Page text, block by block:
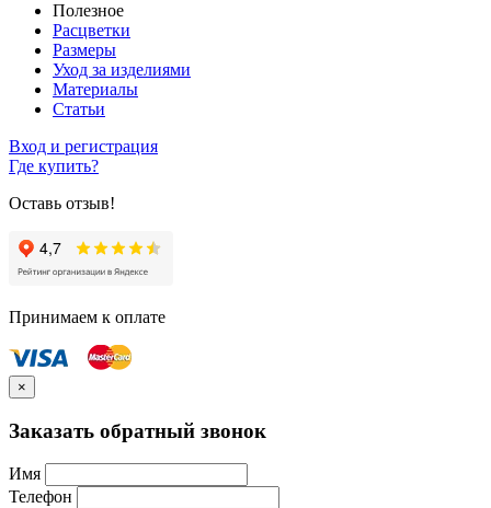
Полезное
Расцветки
Размеры
Уход за изделиями
Материалы
Статьи
Вход и регистрация
Где купить?
Оставь отзыв!
Принимаем к оплате
×
Заказать обратный звонок
Имя
Телефон